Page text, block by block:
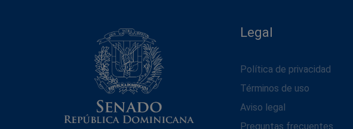
Legal
Política de privacidad
Términos de uso
Aviso legal
Preguntas frecuentes